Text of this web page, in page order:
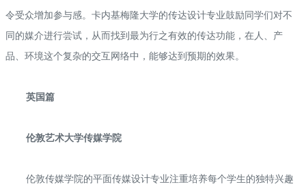
令受众增加参与感。卡内基梅隆大学的传达设计专业鼓励同学们对不
同的媒介进行尝试，从而找到最为行之有效的传达功能，在人、产
品、环境这个复杂的交互网络中，能够达到预期的效果。
英国篇
伦敦艺术大学传媒学院
伦敦传媒学院的平面传媒设计专业注重培养每个学生的独特兴趣